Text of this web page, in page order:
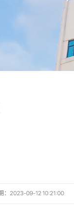
：2023-09-12 10:21:00